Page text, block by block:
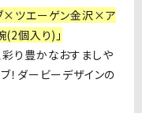
×ツエーゲン金沢×ア
個入り)」
り豊かなおすましや
！ダービーデザインの